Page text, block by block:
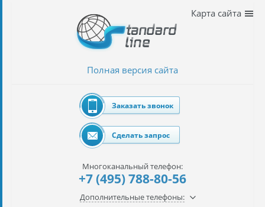
автомобилей
Полная версия сайта
Карта сайта
Заказать звонок
Сделать запрос
Многоканальный телефон:
+7 (495) 788-80-56
Дополнительные телефоны: